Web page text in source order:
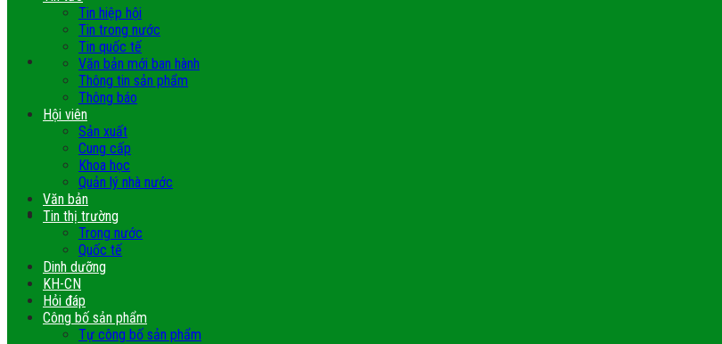
Tin hiệp hội
Tin trong nước
Tin quốc tế
Văn bản mới ban hành
Thông tin sản phẩm
Thông báo
Hội viên
Sản xuất
Cung cấp
Khoa học
Quản lý nhà nước
Văn bản
Tin thị trường
Trong nước
Quốc tế
Dinh dưỡng
KH-CN
Hỏi đáp
Công bố sản phẩm
Tự công bố sản phẩm